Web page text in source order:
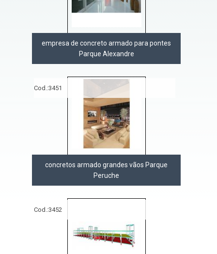
empresa de concreto armado para pontes
Parque Alexandre
Cod.:3451
concretos armado grandes vãos Parque
Peruche
Cod.:3452